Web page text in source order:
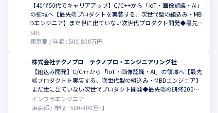
【40代50代でキャリアアップ】C/C++から「IoT・画像認識・AI」
の領域へ【最先端プロダクトを実装する、次世代型の組込み・MB
Dエンジニア】まだ世に出ていない次世代プロダクト開発◆最先端
の研修200講座以上
SRE
東京都
年収 :500-800万円
株式会社テクノプロ テクノプロ・エンジニアリング社
【組込み開発】C/C++から「IoT・画像認識・AI」の領域へ【最先
端プロダクトを実装する、次世代型の組込み・MBDエンジニア】
まだ世に出ていない次世代プロダクト開発◆最先端の研修200講
座以上
インフラエンジニア
東京都
年収 : 500-800万円